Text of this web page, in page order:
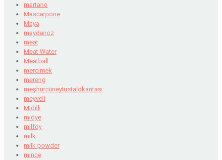
martano
Mascarpone
Maya
maydanoz
meat
Meat Water
Meatball
mercimek
mereng
meşhurcüneytustalökantasi
meyveli
Midilli
midye
milföy
milk
milk powder
mince